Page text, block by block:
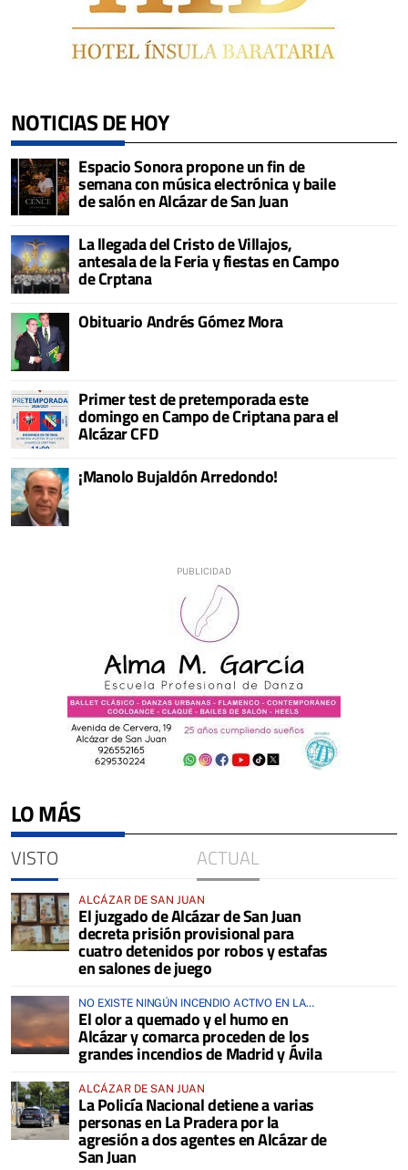
NOTICIAS DE HOY
Espacio Sonora propone un fin de
semana con música electrónica y baile
de salón en Alcázar de San Juan
La llegada del Cristo de Villajos,
antesala de la Feria y fiestas en Campo
de Crptana
Obituario Andrés Gómez Mora
Primer test de pretemporada este
domingo en Campo de Criptana para el
Alcázar CFD
¡Manolo Bujaldón Arredondo!
LO MÁS
VISTO ACTUAL
ALCÁZAR DE SAN JUAN
El juzgado de Alcázar de San Juan
decreta prisión provisional para
cuatro detenidos por robos y estafas
en salones de juego
NO EXISTE NINGÚN INCENDIO ACTIVO EN LA
COMARCA
El olor a quemado y el humo en
Alcázar y comarca proceden de los
grandes incendios de Madrid y Ávila
ALCÁZAR DE SAN JUAN
La Policía Nacional detiene a varias
personas en La Pradera por la
agresión a dos agentes en Alcázar de
San Juan